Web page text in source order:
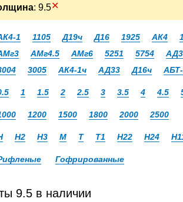
: 9.5✕
1 1105 Д19ч Д16 1925 АК4
АМг4.5 АМг6 5251 5754
3005 АК4-1ч АД33 Д16ч
1 1.5 2 2.5 3 3.5 4 4.5
1200 1500 1800 2000 2500
Н2 Н3 М Т Т1 Н22 Н24
Гофрированные
9.5 в наличии